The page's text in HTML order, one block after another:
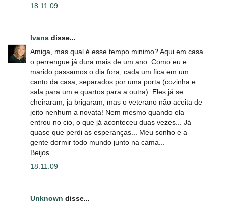
18.11.09
Ivana disse...
Amiga, mas qual é esse tempo minimo? Aqui em casa
o perrengue já dura mais de um ano. Como eu e
marido passamos o dia fora, cada um fica em um
canto da casa, separados por uma porta (cozinha e
sala para um e quartos para a outra). Eles já se
cheiraram, ja brigaram, mas o veterano não aceita de
jeito nenhum a novata! Nem mesmo quando ela
entrou no cio, o que já aconteceu duas vezes... Já
quase que perdi as esperanças... Meu sonho e a
gente dormir todo mundo junto na cama...
Beijos.
18.11.09
Unknown disse...